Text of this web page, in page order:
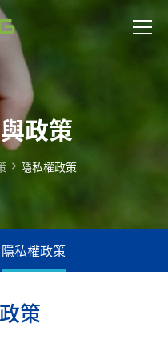
政策
隱私權政策
隱私權政策
政策